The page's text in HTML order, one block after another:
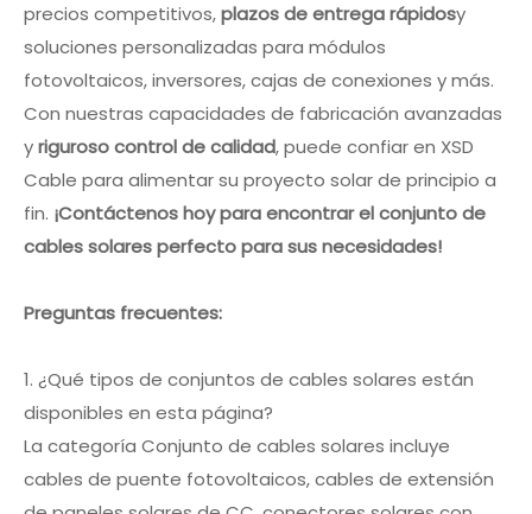
precios competitivos,plazos de entrega rápidosy
soluciones personalizadas para módulos
fotovoltaicos, inversores, cajas de conexiones y más.
Con nuestras capacidades de fabricación avanzadas
yriguroso control de calidad, puede confiar en XSD
Cable para alimentar su proyecto solar de principio a
fin. ¡Contáctenos hoy para encontrar el conjunto de
cables solares perfecto para sus necesidades!
Preguntas frecuentes:
1. ¿Qué tipos de conjuntos de cables solares están
disponibles en esta página?
La categoría Conjunto de cables solares incluye
cables de puente fotovoltaicos, cables de extensión